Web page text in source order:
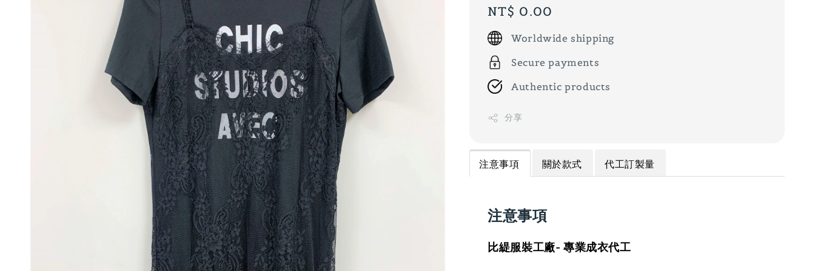
Regular
price
NT$ 0.00
Worldwide shipping
Secure payments
Authentic products
分享
注意事項 關於款式 代工訂製量
注意事項
比緹服裝工廠- 專業成衣代工